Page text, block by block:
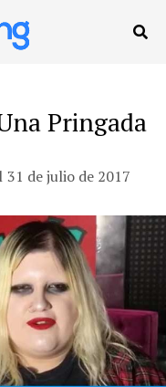
Pringada
31 de julio de 2017